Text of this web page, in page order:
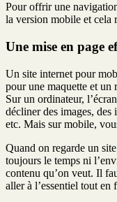
Pour offrir une
la version mobile et cela
Une mise en page
Un site internet pour
pour une maquette et un
Sur un ordinateur,
décliner des images, des
etc. Mais sur mobile,
Quand on regarde un
toujours le temps ni
contenu qu’on veut. Il
aller à l’essentiel tout en